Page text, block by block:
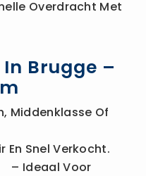
Overdracht Met
In Brugge –
Middenklasse Of
En Snel Verkocht.
– Ideaal Voor